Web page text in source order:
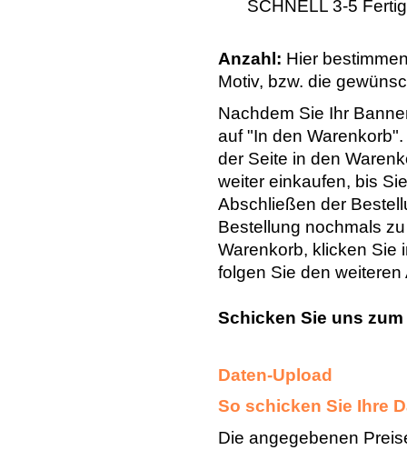
SCHNELL 3-5
Anzahl: Hier
Motiv, bzw. die
Nachdem Sie Ihr
auf "In den
der Seite in den
weiter einkaufen, bis
Abschließen der
Bestellung nochmals
Warenkorb, klicken Sie
folgen Sie den
Schicken Sie uns
Daten-Upload
So schicken Sie Ihre
Die angegebenen